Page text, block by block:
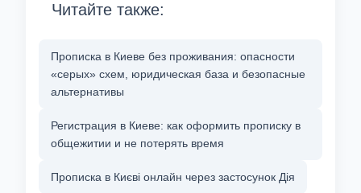
Читайте также:
Прописка в Киеве без проживания: опасности
«серых» схем, юридическая база и безопасные
альтернативы
Регистрация в Киеве: как оформить прописку в
общежитии и не потерять время
Прописка в Києві онлайн через застосунок Дія